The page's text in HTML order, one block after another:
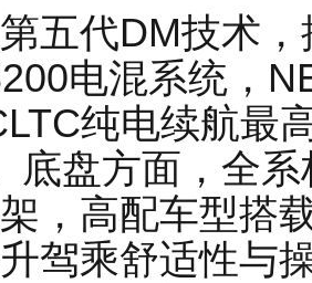
五代DM技术
电混系统，
纯电续航最
底盘方面，全
，高配车型搭
驾乘舒适性与